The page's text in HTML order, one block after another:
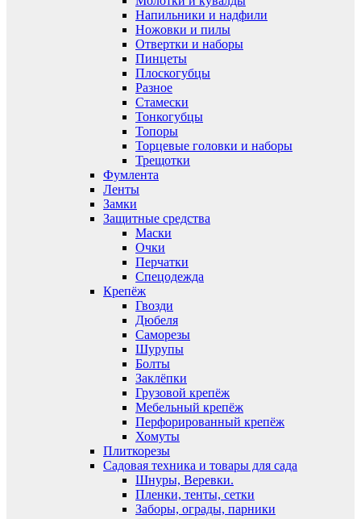
Напильники и надфили
Ножовки и пилы
Отвертки и наборы
Пинцеты
Плоскогубцы
Разное
Стамески
Тонкогубцы
Топоры
Торцевые головки и наборы
Трещотки
Фумлента
Ленты
Замки
Защитные средства
Маски
Очки
Перчатки
Спецодежда
Крепёж
Гвозди
Дюбеля
Саморезы
Шурупы
Болты
Заклёпки
Грузовой крепёж
Мебельный крепёж
Перфорированный крепёж
Хомуты
Плиткорезы
Садовая техника и товары для сада
Шнуры, Веревки.
Пленки, тенты, сетки
Заборы, ограды, парники